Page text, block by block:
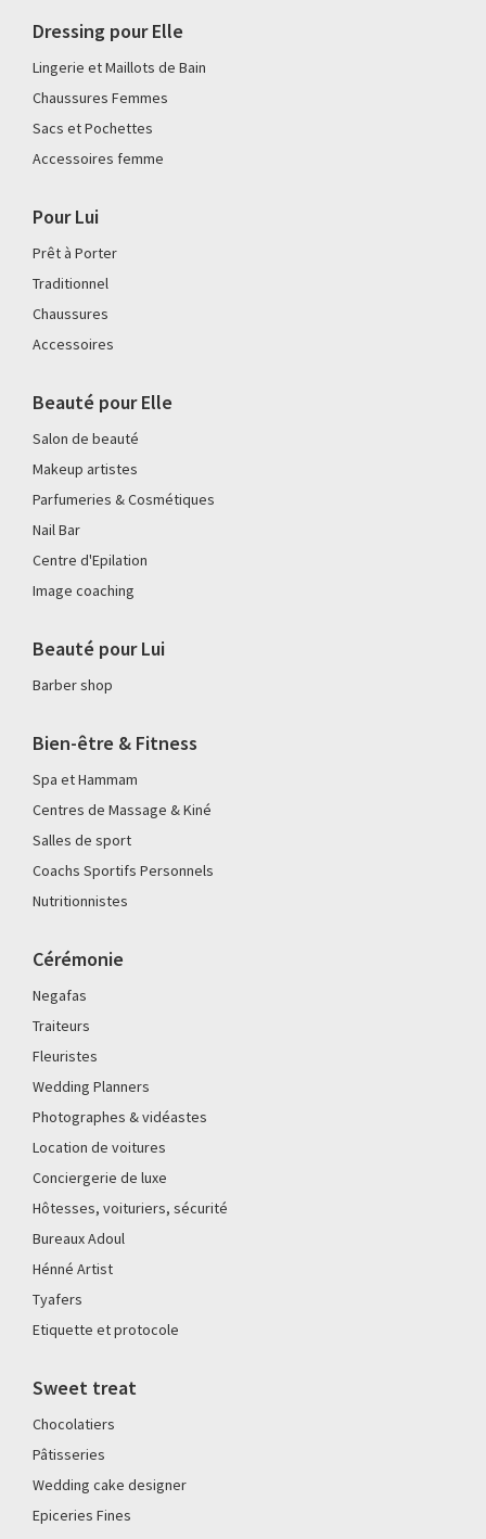
Dressing pour Elle
Lingerie et Maillots de Bain
Chaussures Femmes
Sacs et Pochettes
Accessoires femme
Pour Lui
Prêt à Porter
Traditionnel
Chaussures
Accessoires
Beauté pour Elle
Salon de beauté
Makeup artistes
Parfumeries & Cosmétiques
Nail Bar
Centre d'Epilation
Image coaching
Beauté pour Lui
Barber shop
Bien-être & Fitness
Spa et Hammam
Centres de Massage & Kiné
Salles de sport
Coachs Sportifs Personnels
Nutritionnistes
Cérémonie
Negafas
Traiteurs
Fleuristes
Wedding Planners
Photographes & vidéastes
Location de voitures
Conciergerie de luxe
Hôtesses, voituriers, sécurité
Bureaux Adoul
Hénné Artist
Tyafers
Etiquette et protocole
Sweet treat
Chocolatiers
Pâtisseries
Wedding cake designer
Epiceries Fines